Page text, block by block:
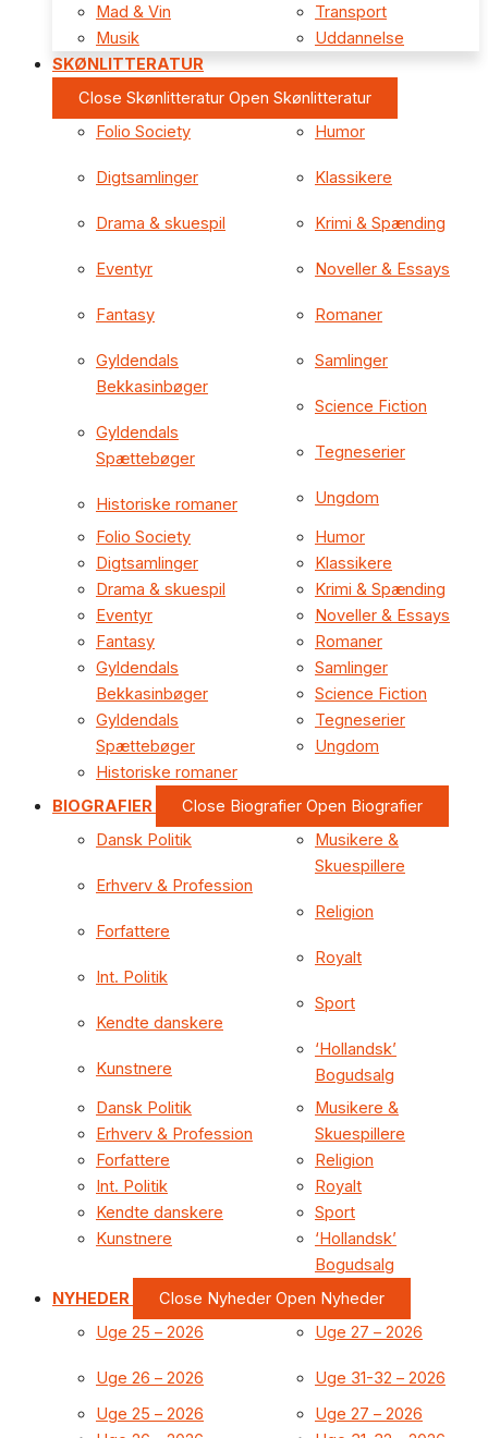
Mad & Vin
Musik
Transport
Uddannelse
SKØNLITTERATUR
Close Skønlitteratur Open Skønlitteratur
Folio Society
Digtsamlinger
Drama & skuespil
Eventyr
Fantasy
Gyldendals
Bekkasinbøger
Gyldendals
Spættebøger
Historiske romaner
Humor
Klassikere
Krimi & Spænding
Noveller & Essays
Romaner
Samlinger
Science Fiction
Tegneserier
Ungdom
Folio Society
Digtsamlinger
Drama & skuespil
Eventyr
Fantasy
Gyldendals
Bekkasinbøger
Gyldendals
Spættebøger
Historiske romaner
Humor
Klassikere
Krimi & Spænding
Noveller & Essays
Romaner
Samlinger
Science Fiction
Tegneserier
Ungdom
BIOGRAFIER Close Biografier Open Biografier
Dansk Politik
Erhverv & Profession
Forfattere
Int. Politik
Kendte danskere
Kunstnere
Musikere &
Skuespillere
Religion
Royalt
Sport
‘Hollandsk’
Bogudsalg
Dansk Politik
Erhverv & Profession
Forfattere
Int. Politik
Kendte danskere
Kunstnere
Musikere &
Skuespillere
Religion
Royalt
Sport
‘Hollandsk’
Bogudsalg
NYHEDER
Close Nyheder Open Nyheder
Uge 25 – 2026
Uge 26 – 2026
Uge 27 – 2026
Uge 31-32 – 2026
Uge 25 – 2026
Uge 27 – 2026